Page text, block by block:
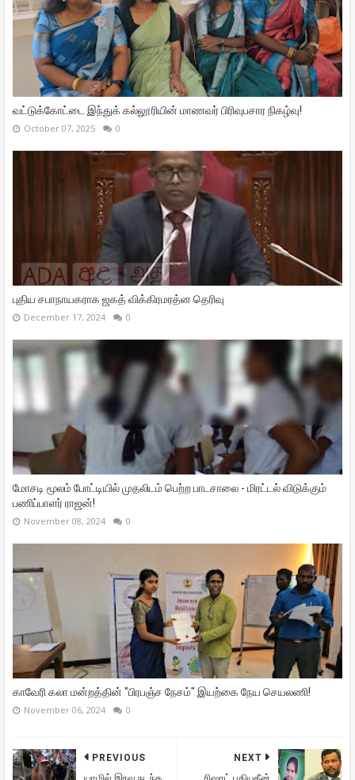
வட்டுக்கோட்டை இந்துக் கல்லூரியின் மாணவர் பிரிவுபசார நிகழ்வு!
October 07, 2025 0
புதிய சபாநாயகராக ஜகத் விக்கிரமரத்ன தெரிவு
December 17, 2024 0
மோசடி மூலம் போட்டியில் முதலிடம் பெற்ற பாடசாலை - மிரட்டல் விடுக்கும்
பணிப்பாளர் ராஜன்!
November 08, 2024 0
காவேரி கலா மன்றத்தின் "பிரபஞ்ச நேசம்" இயற்கை நேய செயலணி!
November 06, 2024 0
NEXT
PREVIOUS